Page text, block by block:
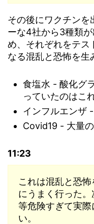
その後にワクチンを
ーな4社から3種類
め、それぞれをテス
なる混乱と恐怖を生
食塩水 - 酸化グ
っていたのはこれ
インフルエンザ
Covid19 - 大量
11:23
これは混乱と恐
にうまく行った
等危険すぎて実
い。